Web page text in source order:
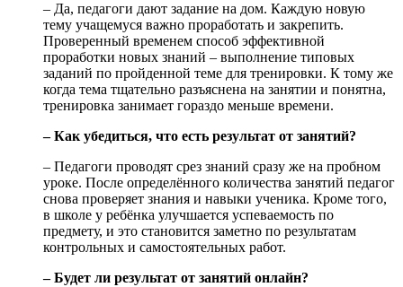
– Да, педагоги дают задание на дом. Каждую новую
тему учащемуся важно проработать и закрепить.
Проверенный временем способ эффективной
проработки новых знаний – выполнение типовых
заданий по пройденной теме для тренировки. К тому же
когда тема тщательно разъяснена на занятии и понятна,
тренировка занимает гораздо меньше времени.
– Как убедиться, что есть результат от занятий?
– Педагоги проводят срез знаний сразу же на пробном
уроке. После определённого количества занятий педагог
снова проверяет знания и навыки ученика. Кроме того,
в школе у ребёнка улучшается успеваемость по
предмету, и это становится заметно по результатам
контрольных и самостоятельных работ.
– Будет ли результат от занятий онлайн?